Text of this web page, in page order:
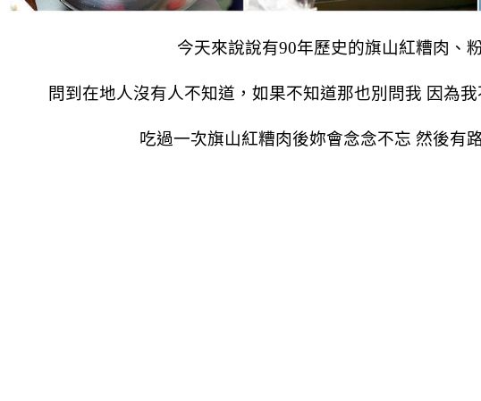
今天來說說有90年歷史的旗山紅糟肉、
問到在地人沒有人不知道， 如果不知道那也別問我 因為
吃過一次旗山紅糟肉後妳會念念不忘 然後有